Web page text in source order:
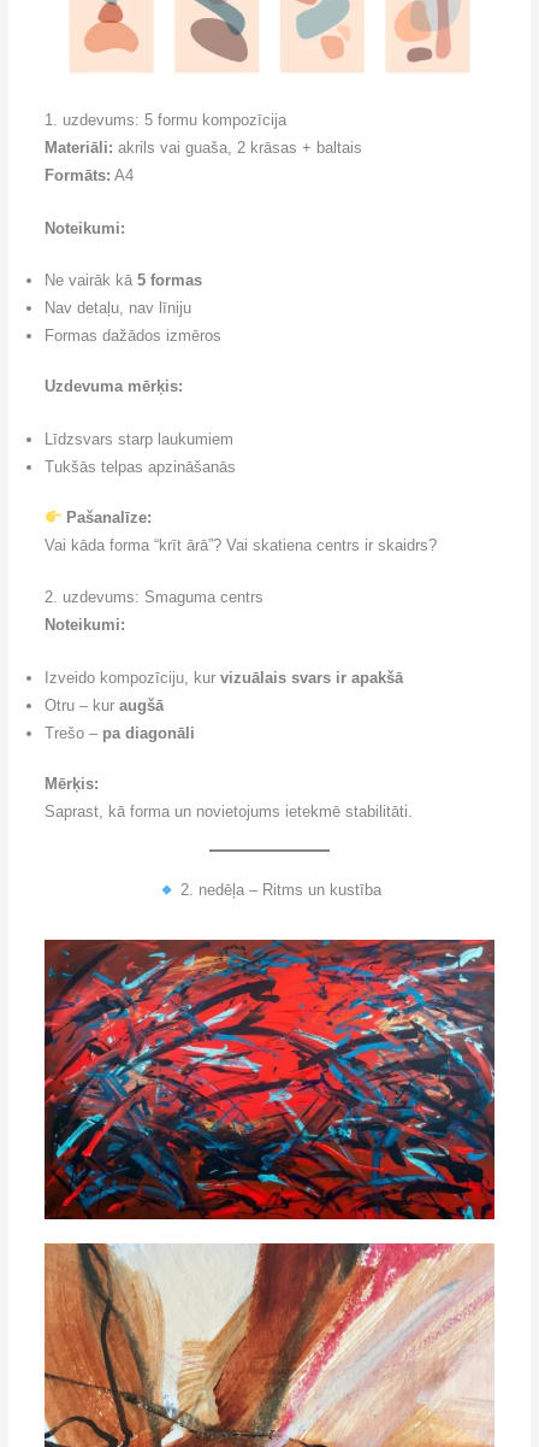
1. uzdevums: 5 formu kompozīcija
Materiāli: akrils vai guaša, 2 krāsas + baltais
Formāts: A4
Noteikumi:
Ne vairāk kā 5 formas
Nav detaļu, nav līniju
Formas dažādos izmēros
Uzdevuma mērķis:
Līdzsvars starp laukumiem
Tukšās telpas apzināšanās
Pašanalīze:
Vai kāda forma “krīt ārā”? Vai skatiena centrs ir skaidrs?
2. uzdevums: Smaguma centrs
Noteikumi:
Izveido kompozīciju, kur vizuālais svars ir apakšā
Otru – kur augšā
Trešo – pa diagonāli
Mērķis:
Saprast, kā forma un novietojums ietekmē stabilitāti.
2. nedēļa – Ritms un kustība